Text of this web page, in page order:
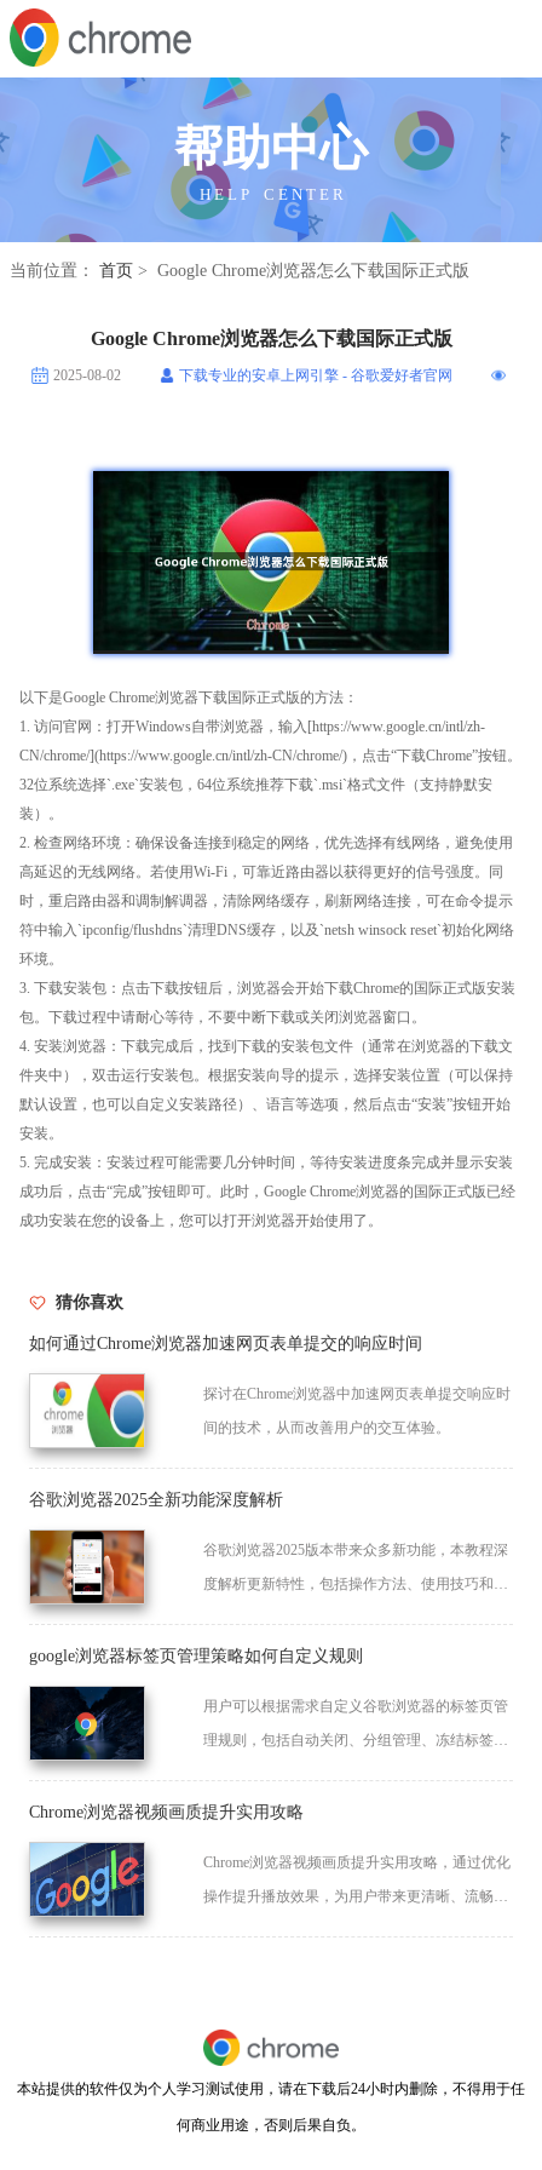
帮助中心
H E L P C E N T E R
当前位置： 首页 > Google Chrome浏览器怎么下载国际正式版
Google Chrome浏览器怎么下载国际正式版
2025-08-02 下载专业的安卓上网引擎 - 谷歌爱好者官网
以下是Google Chrome浏览器下载国际正式版的方法：
1. 访问官网：打开Windows自带浏览器，输入[https://www.google.cn/intl/zh-
CN/chrome/](https://www.google.cn/intl/zh-CN/chrome/)，点击“下载Chrome”按钮。
32位系统选择`.exe`安装包，64位系统推荐下载`.msi`格式文件（支持静默安
装）。
2. 检查网络环境：确保设备连接到稳定的网络，优先选择有线网络，避免使用
高延迟的无线网络。若使用Wi-Fi，可靠近路由器以获得更好的信号强度。同
时，重启路由器和调制解调器，清除网络缓存，刷新网络连接，可在命令提示
符中输入`ipconfig/flushdns`清理DNS缓存，以及`netsh winsock reset`初始化网络
环境。
3. 下载安装包：点击下载按钮后，浏览器会开始下载Chrome的国际正式版安装
包。下载过程中请耐心等待，不要中断下载或关闭浏览器窗口。
4. 安装浏览器：下载完成后，找到下载的安装包文件（通常在浏览器的下载文
件夹中），双击运行安装包。根据安装向导的提示，选择安装位置（可以保持
默认设置，也可以自定义安装路径）、语言等选项，然后点击“安装”按钮开始
安装。
5. 完成安装：安装过程可能需要几分钟时间，等待安装进度条完成并显示安装
成功后，点击“完成”按钮即可。此时，Google Chrome浏览器的国际正式版已经
成功安装在您的设备上，您可以打开浏览器开始使用了。
猜你喜欢
如何通过Chrome浏览器加速网页表单提交的响应时间
探讨在Chrome浏览器中加速网页表单提交响应时
间的技术，从而改善用户的交互体验。
谷歌浏览器2025全新功能深度解析
谷歌浏览器2025版本带来众多新功能，本教程深
度解析更新特性，包括操作方法、使用技巧和性
器使用效率。
google浏览器标签页管理策略如何自定义规则
用户可以根据需求自定义谷歌浏览器的标签页管
理规则，包括自动关闭、分组管理、冻结标签页
Chrome浏览器视频画质提升实用攻略
Chrome浏览器视频画质提升实用攻略，通过优化
操作提升播放效果，为用户带来更清晰、流畅的
本站提供的软件仅为个人学习测试使用，请在下载后24小时内删除，不得用于任
何商业用途，否则后果自负。